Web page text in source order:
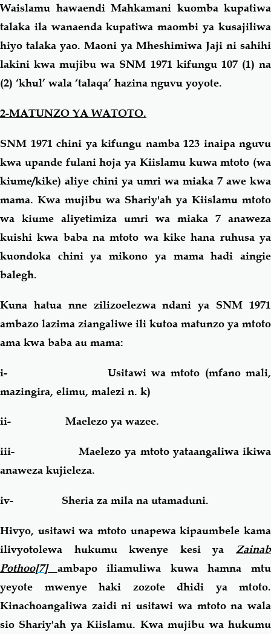
Waislamu hawaendi Mahkamani kuomba kupatiwa
talaka ila wanaenda kupatiwa maombi ya kusajiliwa
hiyo talaka yao. Maoni ya Mheshimiwa Jaji ni sahihi
lakini kwa mujibu wa SNM 1971 kifungu 107 (1) na
(2) ‘khul’ wala ‘talaqa’ hazina nguvu yoyote.
2-MATUNZO YA WATOTO.
SNM 1971 chini ya kifungu namba 123 inaipa nguvu
kwa upande fulani hoja ya Kiislamu kuwa mtoto (wa
kiume/kike) aliye chini ya umri wa miaka 7 awe kwa
mama. Kwa mujibu wa Shariy'ah ya Kiislamu mtoto
wa kiume aliyetimiza umri wa miaka 7 anaweza
kuishi kwa baba na mtoto wa kike hana ruhusa ya
kuondoka chini ya mikono ya mama hadi aingie
balegh.
Kuna hatua nne zilizoelezwa ndani ya SNM 1971
ambazo lazima ziangaliwe ili kutoa matunzo ya mtoto
ama kwa baba au mama:
i- Usitawi wa mtoto (mfano mali,
mazingira, elimu, malezi n. k)
ii- Maelezo ya wazee.
iii- Maelezo ya mtoto yataangaliwa ikiwa
anaweza kujieleza.
iv- Sheria za mila na utamaduni.
Hivyo, usitawi wa mtoto unapewa kipaumbele kama
ilivyotolewa hukumu kwenye kesi ya Zainab
Pothoo[7]
ambapo iliamuliwa kuwa hamna mtu
yeyote mwenye haki zozote dhidi ya mtoto.
Kinachoangaliwa zaidi ni usitawi wa mtoto na wala
sio Shariy'ah ya Kiislamu. Kwa mujibu wa hukumu